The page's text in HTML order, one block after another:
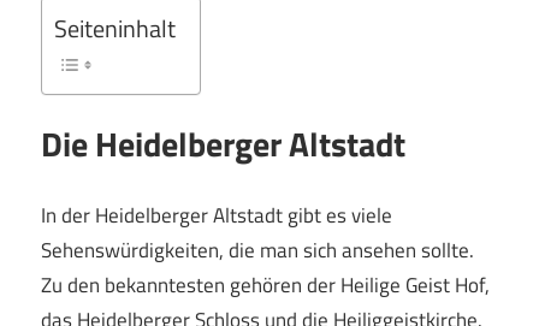
Seiteninhalt
Die Heidelberger Altstadt
In der Heidelberger Altstadt gibt es viele
Sehenswürdigkeiten, die man sich ansehen sollte.
Zu den bekanntesten gehören der Heilige Geist Hof,